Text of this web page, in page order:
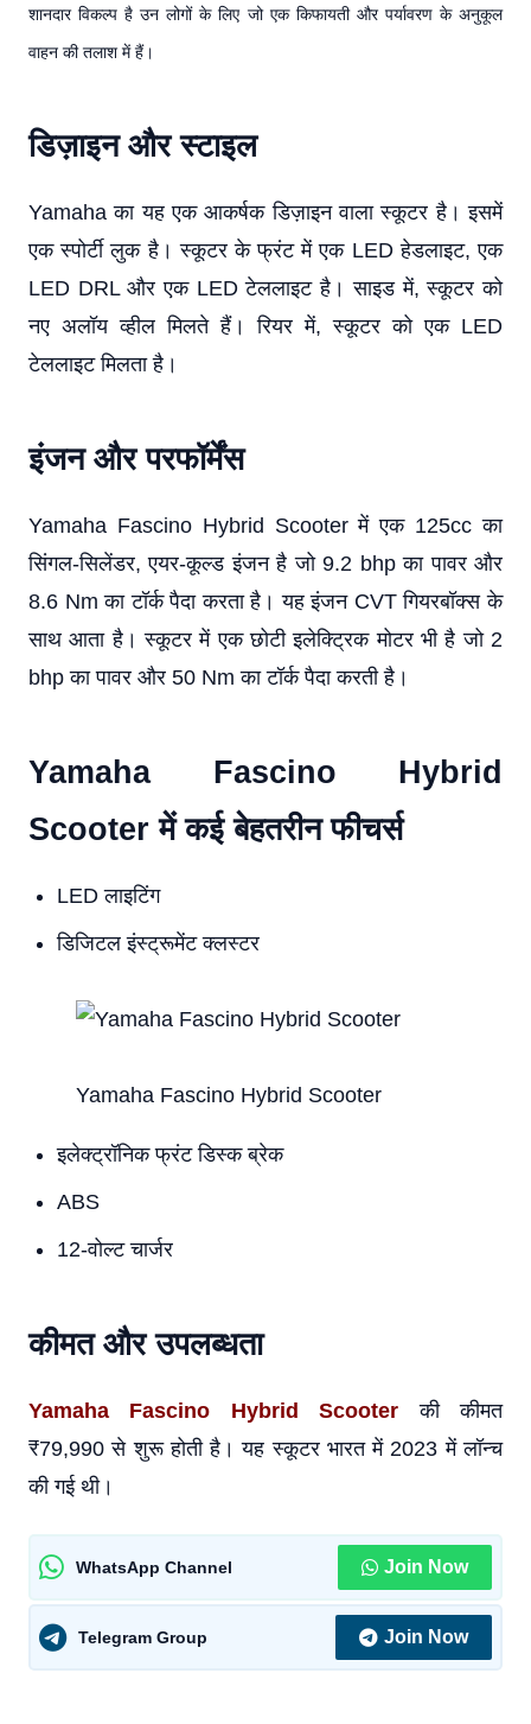
शानदार विकल्प है उन लोगों के लिए जो एक किफायती और पर्यावरण के अनुकूल
वाहन की तलाश में हैं।
डिज़ाइन और स्टाइल
Yamaha का यह एक आकर्षक डिज़ाइन वाला स्कूटर है। इसमें
एक स्पोर्टी लुक है। स्कूटर के फ्रंट में एक LED हेडलाइट, एक
LED DRL और एक LED टेललाइट है। साइड में, स्कूटर को
नए अलॉय व्हील मिलते हैं। रियर में, स्कूटर को एक LED
टेललाइट मिलता है।
इंजन और परफॉर्मेंस
Yamaha Fascino Hybrid Scooter में एक 125cc का
सिंगल-सिलेंडर, एयर-कूल्ड इंजन है जो 9.2 bhp का पावर और
8.6 Nm का टॉर्क पैदा करता है। यह इंजन CVT गियरबॉक्स के
साथ आता है। स्कूटर में एक छोटी इलेक्ट्रिक मोटर भी है जो 2
bhp का पावर और 50 Nm का टॉर्क पैदा करती है।
Yamaha Fascino Hybrid
Scooter में कई बेहतरीन फीचर्स
LED लाइटिंग
डिजिटल इंस्ट्रूमेंट क्लस्टर
Yamaha Fascino Hybrid Scooter
इलेक्ट्रॉनिक फ्रंट डिस्क ब्रेक
ABS
12-वोल्ट चार्जर
कीमत और उपलब्धता
Yamaha Fascino Hybrid Scooter की कीमत
₹79,990 से शुरू होती है। यह स्कूटर भारत में 2023 में लॉन्च
की गई थी।
WhatsApp Channel Join Now
Telegram Group Join Now